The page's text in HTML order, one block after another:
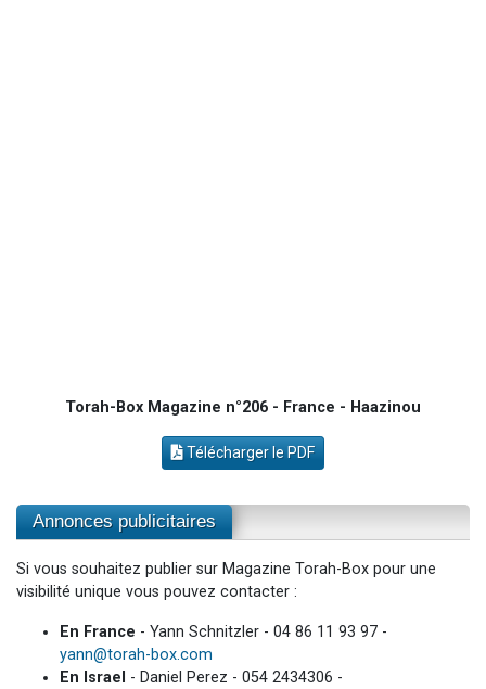
Torah-Box Magazine n°206 - France - Haazinou
Télécharger le PDF
Annonces publicitaires
Si vous souhaitez publier sur Magazine Torah-Box pour une
visibilité unique vous pouvez contacter :
En France - Yann Schnitzler - 04 86 11 93 97 -
yann@torah-box.com
En Israel - Daniel Perez - 054 2434306 -